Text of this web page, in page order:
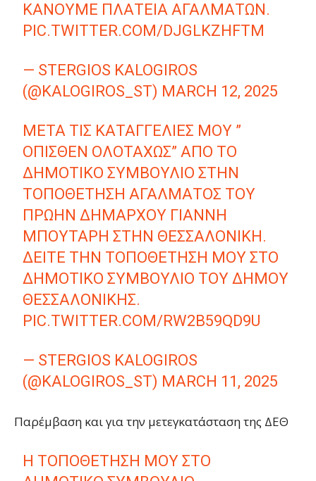
ΚΆΝΟΥΜΕ ΠΛΑΤΕΊΑ ΑΓΑΛΜΆΤΩΝ.
PIC.TWITTER.COM/DJGLKZHFTM
— STERGIOS KALOGIROS
(@KALOGIROS_ST) MARCH 12, 2025
ΜΕΤΆ ΤΙΣ ΚΑΤΑΓΓΕΛΊΕΣ ΜΟΥ ”
ΌΠΙΣΘΕΝ ΟΛΟΤΑΧΏΣ” ΑΠΌ ΤΟ
ΔΗΜΟΤΙΚΌ ΣΥΜΒΟΎΛΙΟ ΣΤΗΝ
ΤΟΠΟΘΈΤΗΣΗ ΑΓΆΛΜΑΤΟΣ ΤΟΥ
ΠΡΏΗΝ ΔΗΜΆΡΧΟΥ ΓΙΆΝΝΗ
ΜΠΟΥΤΆΡΗ ΣΤΗΝ ΘΕΣΣΑΛΟΝΊΚΗ.
ΔΕΊΤΕ ΤΗΝ ΤΟΠΟΘΈΤΗΣΉ ΜΟΥ ΣΤΟ
ΔΗΜΟΤΙΚΌ ΣΥΜΒΟΎΛΙΟ ΤΟΥ ΔΉΜΟΥ
ΘΕΣΣΑΛΟΝΊΚΗΣ.
PIC.TWITTER.COM/RW2B59QD9U
— STERGIOS KALOGIROS
(@KALOGIROS_ST) MARCH 11, 2025
Παρέμβαση και για την μετεγκατάσταση της ΔΕΘ
Η ΤΟΠΟΘΈΤΗΣΉ ΜΟΥ ΣΤΟ